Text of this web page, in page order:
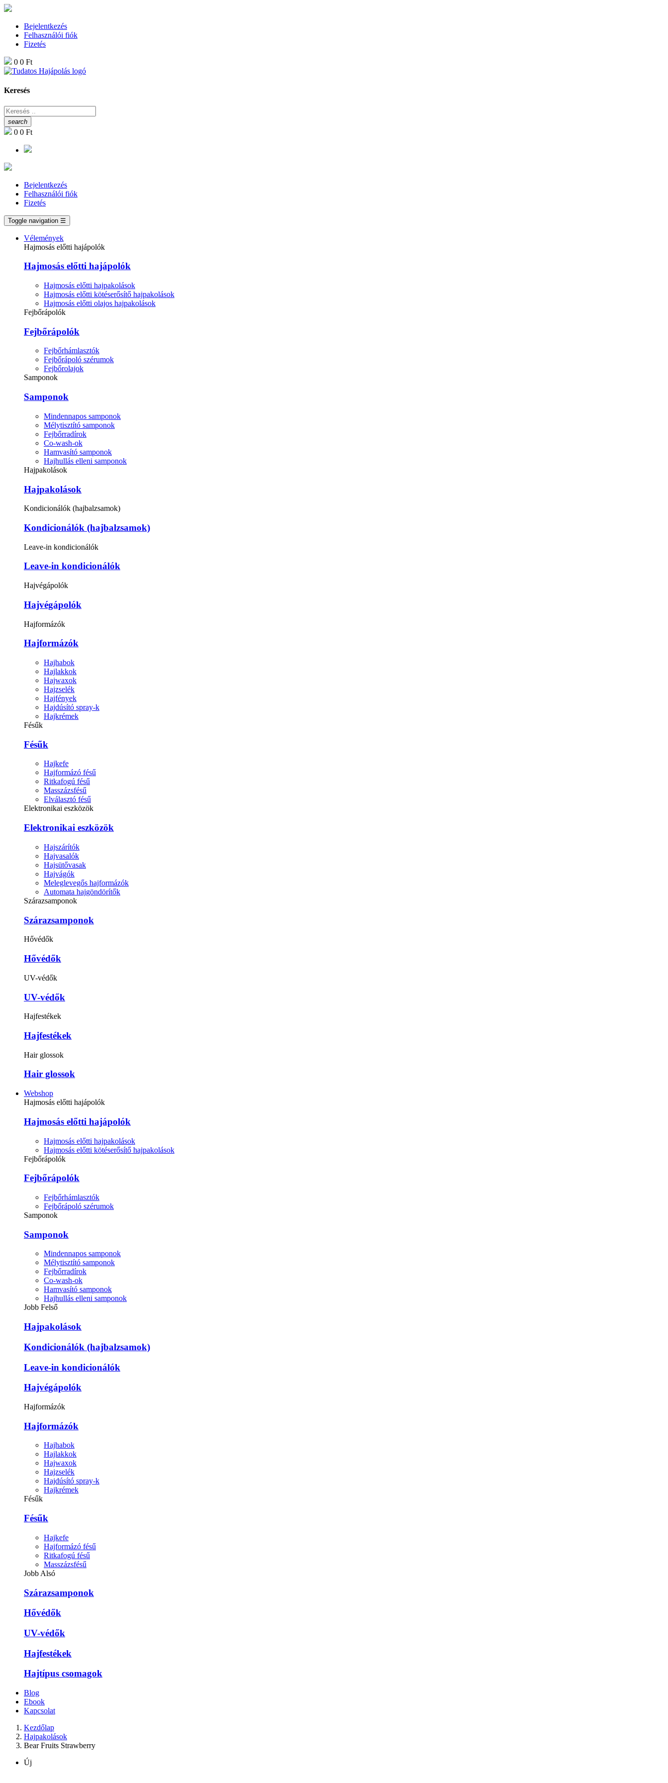
Bejelentkezés
Felhasználói fiók
Fizetés
0 0 Ft
Keresés
search
0 0 Ft
Bejelentkezés
Felhasználói fiók
Fizetés
Toggle navigation ☰
Vélemények
Hajmosás előtti hajápolók
Hajmosás előtti hajápolók
Hajmosás előtti hajpakolások
Hajmosás előtti kötéserősítő hajpakolások
Hajmosás előtti olajos hajpakolások
Fejbőrápolók
Fejbőrápolók
Fejbőrhámlasztók
Fejbőrápoló szérumok
Fejbőrolajok
Samponok
Samponok
Mindennapos samponok
Mélytisztító samponok
Fejbőrradírok
Co-wash-ok
Hamvasító samponok
Hajhullás elleni samponok
Hajpakolások
Hajpakolások
Kondicionálók (hajbalzsamok)
Kondicionálók (hajbalzsamok)
Leave-in kondicionálók
Leave-in kondicionálók
Hajvégápolók
Hajvégápolók
Hajformázók
Hajformázók
Hajhabok
Hajlakkok
Hajwaxok
Hajzselék
Hajfények
Hajdúsító spray-k
Hajkrémek
Fésűk
Fésűk
Hajkefe
Hajformázó fésű
Ritkafogú fésű
Masszázsfésű
Elválasztó fésű
Elektronikai eszközök
Elektronikai eszközök
Hajszárítók
Hajvasalók
Hajsütővasak
Hajvágók
Meleglevegős hajformázók
Automata hajgöndörítők
Szárazsamponok
Szárazsamponok
Hővédők
Hővédők
UV-védők
UV-védők
Hajfestékek
Hajfestékek
Hair glossok
Hair glossok
Webshop
Hajmosás előtti hajápolók
Hajmosás előtti hajápolók
Hajmosás előtti hajpakolások
Hajmosás előtti kötéserősítő hajpakolások
Fejbőrápolók
Fejbőrápolók
Fejbőrhámlasztók
Fejbőrápoló szérumok
Samponok
Samponok
Mindennapos samponok
Mélytisztító samponok
Fejbőrradírok
Co-wash-ok
Hamvasító samponok
Hajhullás elleni samponok
Jobb Felső
Hajpakolások
Kondicionálók (hajbalzsamok)
Leave-in kondicionálók
Hajvégápolók
Hajformázók
Hajformázók
Hajhabok
Hajlakkok
Hajwaxok
Hajzselék
Hajdúsító spray-k
Hajkrémek
Fésűk
Fésűk
Hajkefe
Hajformázó fésű
Ritkafogú fésű
Masszázsfésű
Jobb Alsó
Szárazsamponok
Hővédők
UV-védők
Hajfestékek
Hajtípus csomagok
Blog
Ebook
Kapcsolat
Kezdőlap
Hajpakolások
Bear Fruits Strawberry
Új